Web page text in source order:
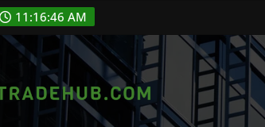
11:16:47 AM